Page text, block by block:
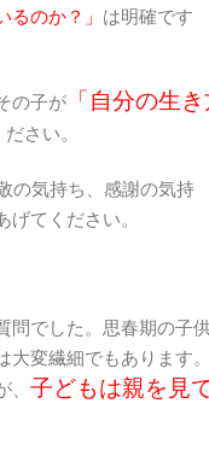
るのか？」 は明確です
の子が
「自分の生
さい。
の気持ち、感謝の気持
てください。
問でした。思春期の子
大変繊細でもあります
子どもは親を見